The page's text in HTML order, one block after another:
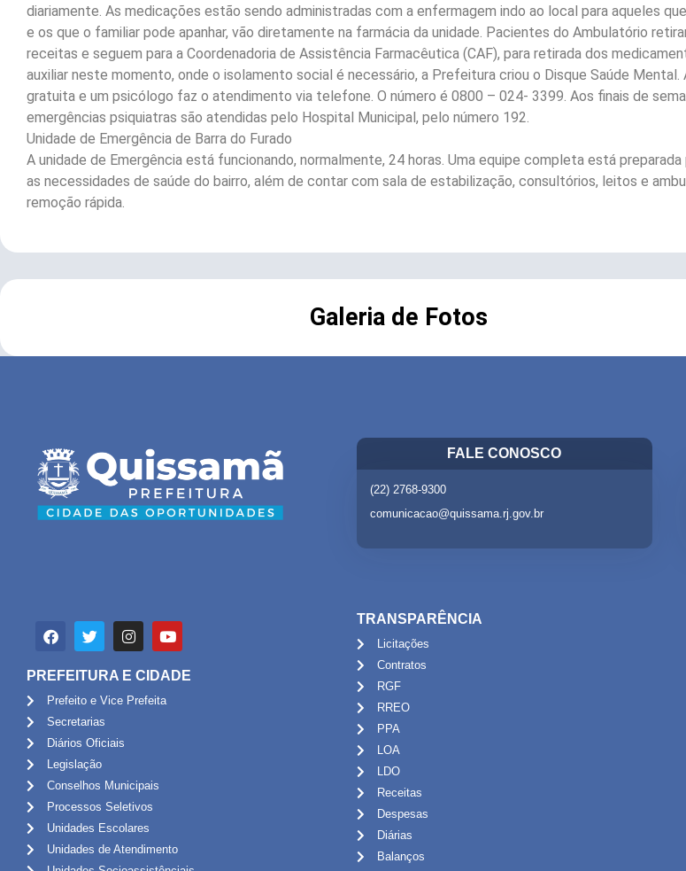
diariamente. As medicações estão sendo administradas com a enfermagem indo ao local para aqueles
e os que o familiar pode apanhar, vão diretamente na farmácia da unidade. Pacientes do Ambulatório
receitas e seguem para a Coordenadoria de Assistência Farmacêutica (CAF), para retirada dos
auxiliar neste momento, onde o isolamento social é necessário, a Prefeitura criou o Disque Saúde Mental.
gratuita e um psicólogo faz o atendimento via telefone. O número é 0800 – 024- 3399. Aos finais de
emergências psiquiatras são atendidas pelo Hospital Municipal, pelo número 192.
Unidade de Emergência de Barra do Furado
A unidade de Emergência está funcionando, normalmente, 24 horas. Uma equipe completa está
as necessidades de saúde do bairro, além de contar com sala de estabilização, consultórios, leitos e
remoção rápida.
Galeria de Fotos
FALE CONOSCO
(22) 2768-9300
comunicacao@quissama.rj.gov.br
PREFEITURA E CIDADE
Prefeito e Vice Prefeita
Secretarias
Diários Oficiais
Legislação
Conselhos Municipais
Processos Seletivos
Unidades Escolares
Unidades de Atendimento
TRANSPARÊNCIA
Licitações
Contratos
RGF
RREO
PPA
LOA
LDO
Receitas
Despesas
Diárias
Balanços